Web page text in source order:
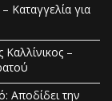
Καταγγελία για
–
Αποδίδει την